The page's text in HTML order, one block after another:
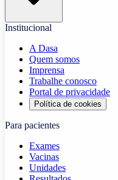
Institucional
A Dasa
Quem somos
Imprensa
Trabalhe conosco
Portal de privacidade
Política de cookies
Para pacientes
Exames
Vacinas
Unidades